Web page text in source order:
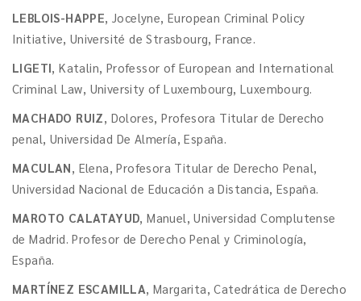
LEBLOIS-HAPPE, Jocelyne, European Criminal Policy
Initiative, Université de Strasbourg, France.
LIGETI, Katalin, Professor of European and International
Criminal Law, University of Luxembourg, Luxembourg.
MACHADO RUIZ, Dolores, Profesora Titular de Derecho
penal, Universidad De Almería, España.
MACULAN, Elena, Profesora Titular de Derecho Penal,
Universidad Nacional de Educación a Distancia, España.
MAROTO CALATAYUD, Manuel, Universidad Complutense
de Madrid. Profesor de Derecho Penal y Criminología,
España.
MARTÍNEZ ESCAMILLA, Margarita, Catedrática de Derecho